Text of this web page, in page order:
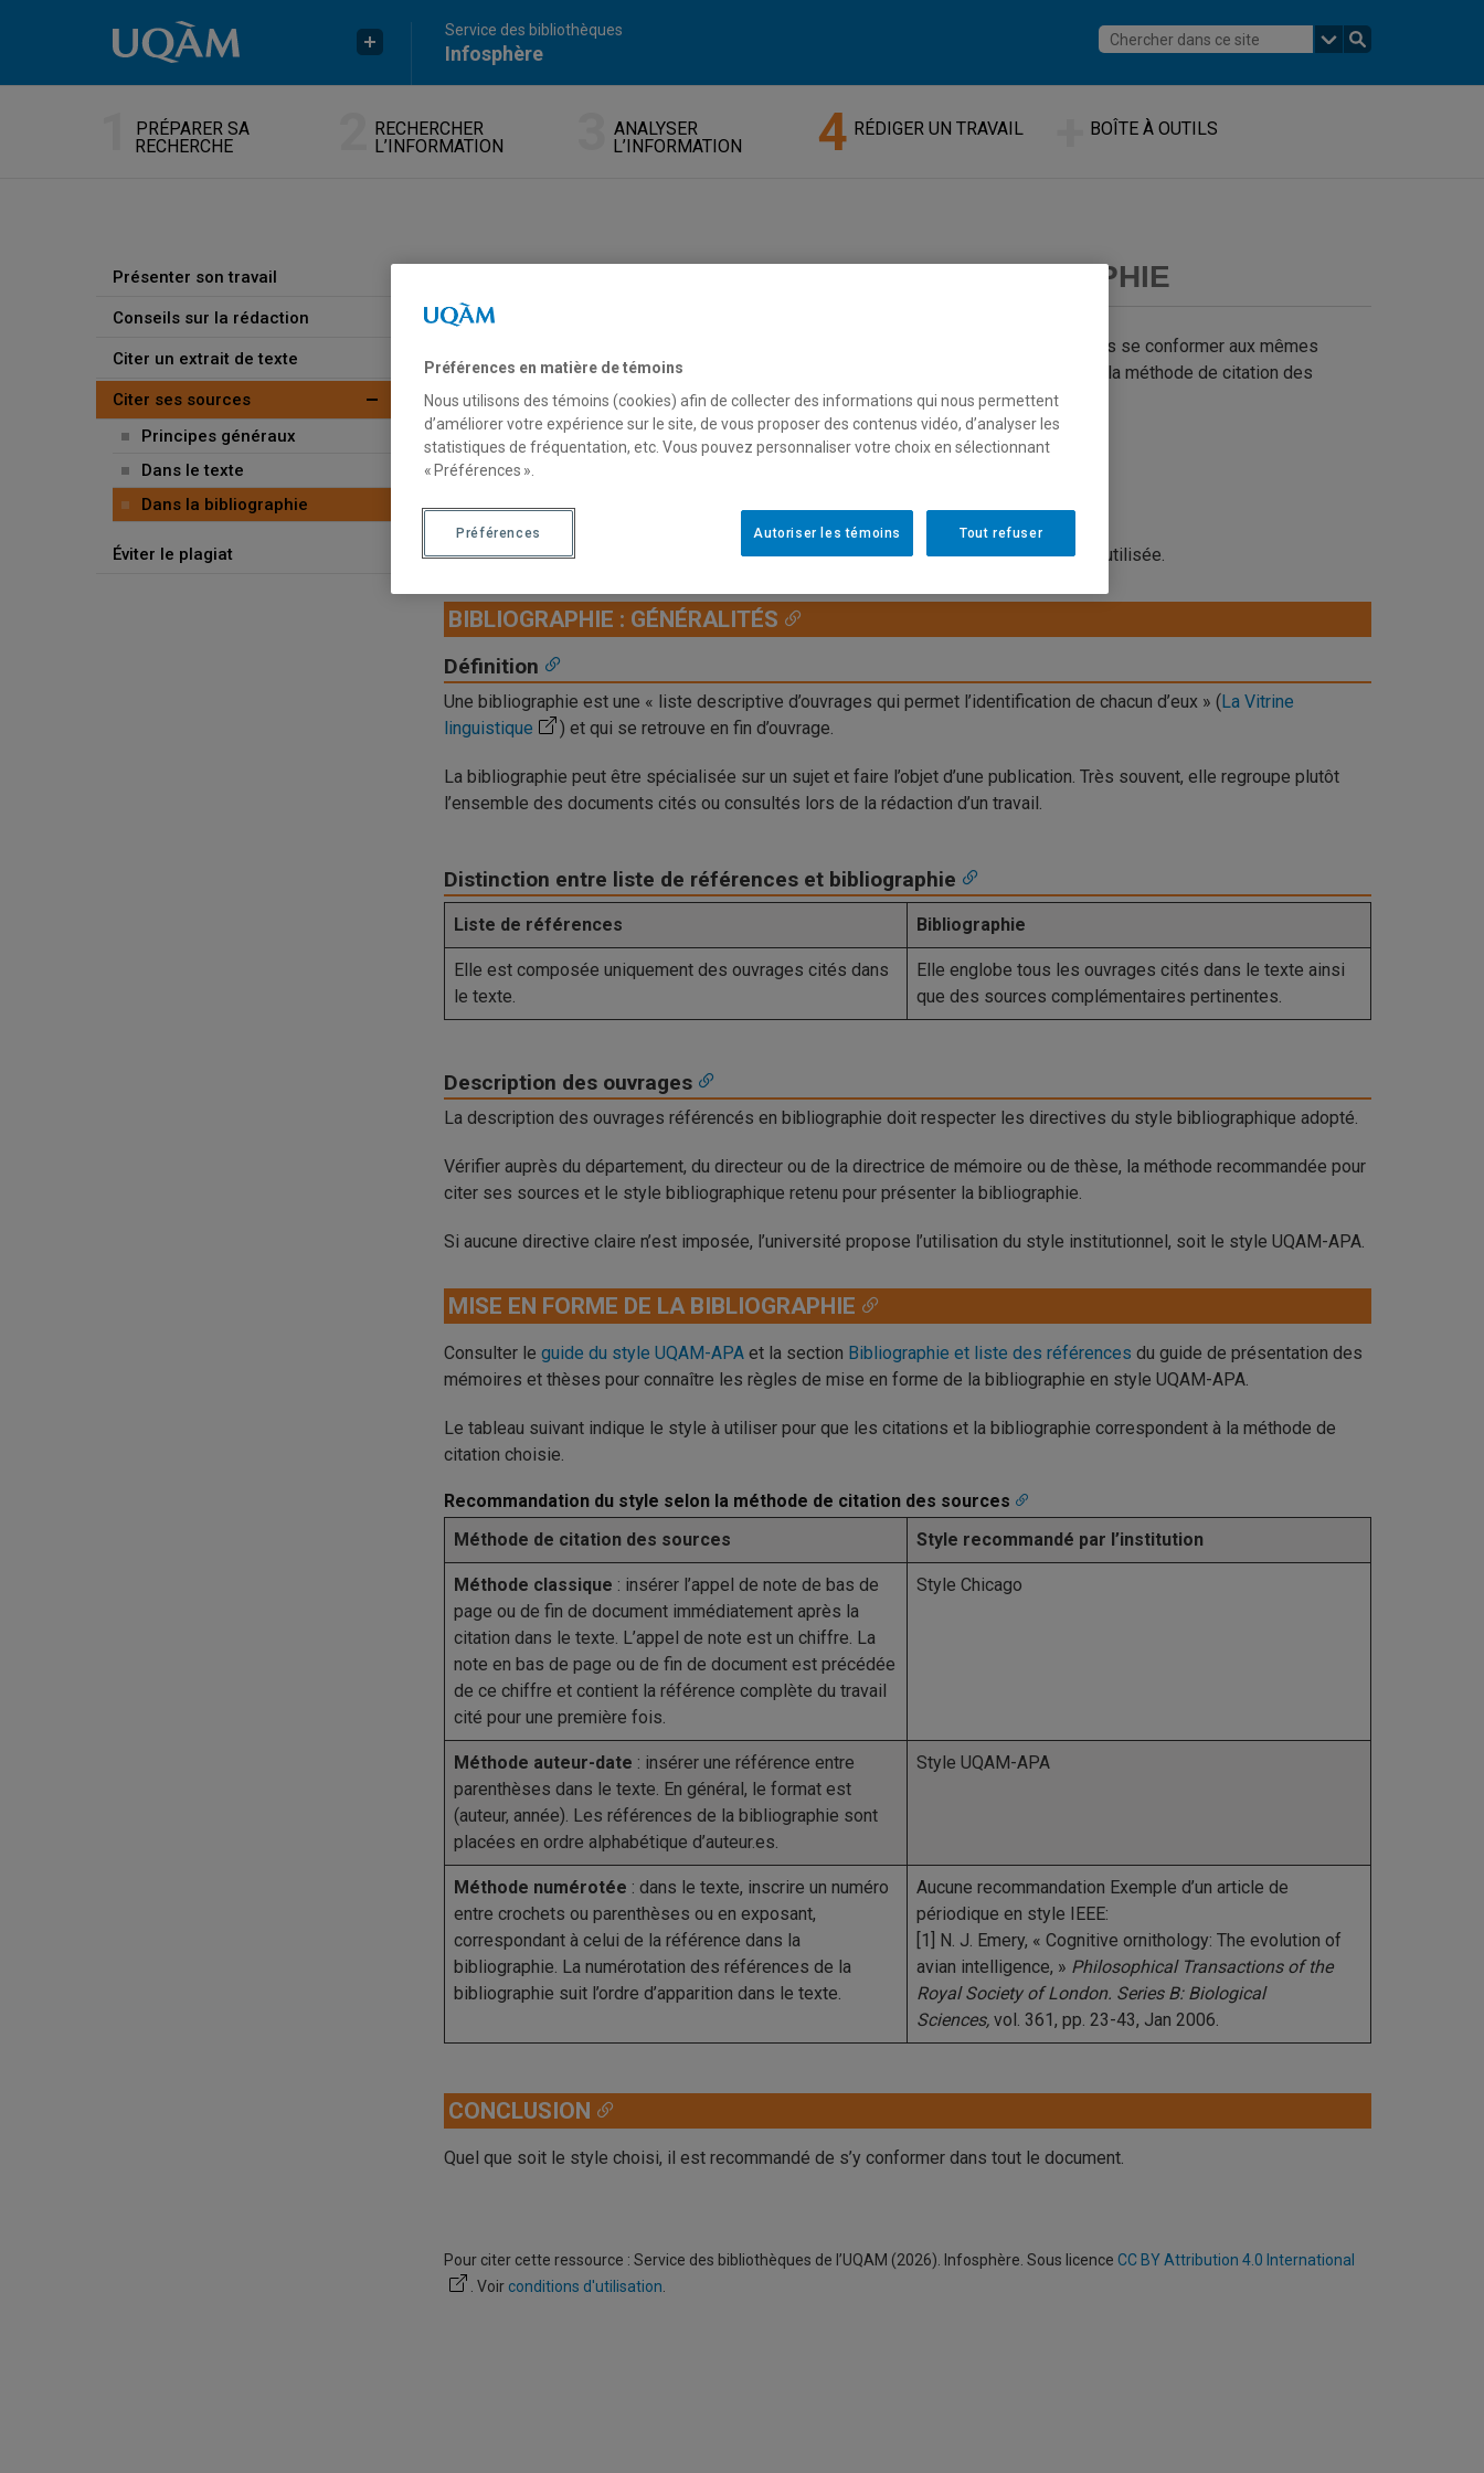
Service des bibliothèques
Infosphère
PRÉPARER SA
RECHERCHE
RECHERCHER
L’INFORMATION
ANALYSER
L’INFORMATION
RÉDIGER UN TRAVAIL BOÎTE À OUTILS
Présenter son travail
Conseils sur la rédaction
Citer un extrait de texte
Citer ses sources
Principes généraux
Dans le texte
Dans la bibliographie
Éviter le plagiat
CITER SES SOURCES DANS LA BIBLIOGRAPHIE
Pour s’assurer d’une présentation uniforme et professionnelle des références, toujours se conformer aux mêmes
critères de mise en forme. C’est le style bibliographique qui définit ces critères selon la méthode de citation des
sources choisie.
Objectifs
Connaître les ressources pour respecter les styles bibliographiques de l’UQAM.
Repérer le style recommandé en fonction de la méthode de citation des sources utilisée.
BIBLIOGRAPHIE : GÉNÉRALITÉS
Définition
Une bibliographie est une « liste descriptive d’ouvrages qui permet l’identification de chacun d’eux » (La Vitrine
linguistique
) et qui se retrouve en fin d’ouvrage.
La bibliographie peut être spécialisée sur un sujet et faire l’objet d’une publication. Très souvent, elle regroupe plutôt
l’ensemble des documents cités ou consultés lors de la rédaction d’un travail.
Distinction entre liste de références et bibliographie
Liste de références Bibliographie
Elle est composée uniquement des ouvrages cités dans
le texte.
Elle englobe tous les ouvrages cités dans le texte ainsi
que des sources complémentaires pertinentes.
Description des ouvrages
La description des ouvrages référencés en bibliographie doit respecter les directives du style bibliographique adopté.
Vérifier auprès du département, du directeur ou de la directrice de mémoire ou de thèse, la méthode recommandée pour
citer ses sources et le style bibliographique retenu pour présenter la bibliographie.
Si aucune directive claire n’est imposée, l’université propose l’utilisation du style institutionnel, soit le style UQAM-APA.
MISE EN FORME DE LA BIBLIOGRAPHIE
Consulter le guide du style UQAM-APA et la section Bibliographie et liste des références du guide de présentation des
mémoires et thèses pour connaître les règles de mise en forme de la bibliographie en style UQAM-APA.
Le tableau suivant indique le style à utiliser pour que les citations et la bibliographie correspondent à la méthode de
citation choisie.
Recommandation du style selon la méthode de citation des sources
Méthode de citation des sources
Style recommandé par l’institution
Méthode classique : insérer l’appel de note de bas de
page ou de fin de document immédiatement après la
citation dans le texte. L’appel de note est un chiffre. La
note en bas de page ou de fin de document est précédée
de ce chiffre et contient la référence complète du travail
cité pour une première fois.
Style Chicago
Méthode auteur-date : insérer une référence entre
parenthèses dans le texte. En général, le format est
(auteur, année). Les références de la bibliographie sont
placées en ordre alphabétique d’auteur.es.
Style UQAM-APA
Méthode numérotée : dans le texte, inscrire un numéro
entre crochets ou parenthèses ou en exposant,
correspondant à celui de la référence dans la
bibliographie. La numérotation des références de la
bibliographie suit l’ordre d’apparition dans le texte.
Aucune recommandation Exemple d’un article de
périodique en style IEEE:
[1] N. J. Emery, « Cognitive ornithology: The evolution of
avian intelligence, » Philosophical Transactions of the
Royal Society of London. Series B: Biological
Sciences, vol. 361, pp. 23-43, Jan 2006.
CONCLUSION
Quel que soit le style choisi, il est recommandé de s’y conformer dans tout le document.
Pour citer cette ressource : Service des bibliothèques de l’UQAM (2026). Infosphère. Sous licence CC BY Attribution 4.0 International
. Voir conditions d'utilisation
Préférences en matière de témoins
Nous utilisons des témoins (cookies) afin de collecter des informations qui nous permettent
d’améliorer votre expérience sur le site, de vous proposer des contenus vidéo, d’analyser les
statistiques de fréquentation, etc. Vous pouvez personnaliser votre choix en sélectionnant
« Préférences ».
Tout refuser
Autoriser les témoins
Préférences